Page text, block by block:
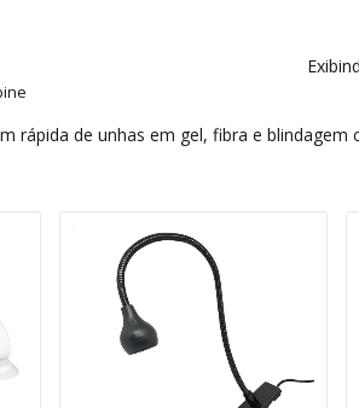
rápida de unhas em gel, fibra e